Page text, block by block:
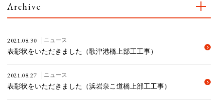
Archive
2021.08.30 ニュース
表彰状をいただきました（歌津港橋上部工工事）
2021.08.27 ニュース
表彰状をいただきました（浜岩泉こ道橋上部工工事）